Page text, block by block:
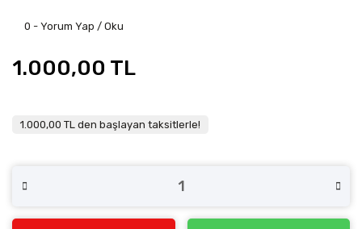
0 - Yorum Yap / Oku
1.000,00 TL
1.000,00 TL den başlayan taksitlerle!